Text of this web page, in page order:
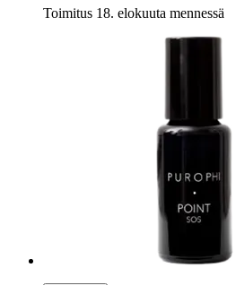
Toimitus 18. elokuuta mennessä